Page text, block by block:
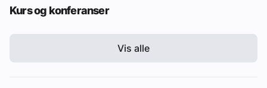
Kurs og konferanser
Vis alle